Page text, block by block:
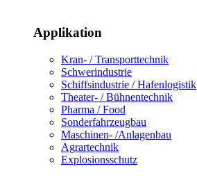
Applikation
Kran- / Transporttechnik
Schwerindustrie
Schiffsindustrie / Hafenlogistik
Theater- / Bühnentechnik
Pharma / Food
Sonderfahrzeugbau
Maschinen- /Anlagenbau
Agrartechnik
Explosionsschutz